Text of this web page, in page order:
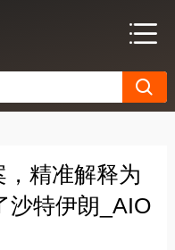
精准解释为
沙特伊朗_AIO